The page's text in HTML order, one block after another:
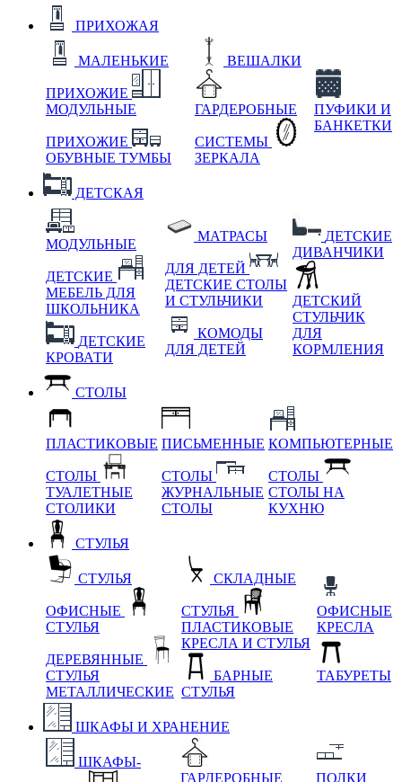
ПРИХОЖАЯ
МАЛЕНЬКИЕ
ПРИХОЖИЕ
МОДУЛЬНЫЕ
ПРИХОЖИЕ
ОБУВНЫЕ ТУМБЫ
ВЕШАЛКИ
ГАРДЕРОБНЫЕ
СИСТЕМЫ
ЗЕРКАЛА
ПУФИКИ И
БАНКЕТКИ
ДЕТСКАЯ
МОДУЛЬНЫЕ
ДЕТСКИЕ
МЕБЕЛЬ ДЛЯ
ШКОЛЬНИКА
ДЕТСКИЕ
КРОВАТИ
МАТРАСЫ
ДЛЯ ДЕТЕЙ
ДЕТСКИЕ СТОЛЫ
И СТУЛЬЧИКИ
КОМОДЫ
ДЛЯ ДЕТЕЙ
ДЕТСКИЕ
ДИВАНЧИКИ
ДЕТСКИЙ
СТУЛЬЧИК
ДЛЯ
КОРМЛЕНИЯ
СТОЛЫ
ПЛАСТИКОВЫЕ
СТОЛЫ
ТУАЛЕТНЫЕ
СТОЛИКИ
ПИСЬМЕННЫЕ
СТОЛЫ
ЖУРНАЛЬНЫЕ
СТОЛЫ
КОМПЬЮТЕРНЫЕ
СТОЛЫ
СТОЛЫ НА
КУХНЮ
СТУЛЬЯ
СТУЛЬЯ
ОФИСНЫЕ
СТУЛЬЯ
ДЕРЕВЯННЫЕ
СТУЛЬЯ
МЕТАЛЛИЧЕСКИЕ
СКЛАДНЫЕ
СТУЛЬЯ
ПЛАСТИКОВЫЕ
КРЕСЛА И СТУЛЬЯ
БАРНЫЕ
СТУЛЬЯ
ОФИСНЫЕ
КРЕСЛА
ТАБУРЕТЫ
ШКАФЫ И ХРАНЕНИЕ
ШКАФЫ-
ГАРДЕРОБНЫЕ
ПОЛКИ